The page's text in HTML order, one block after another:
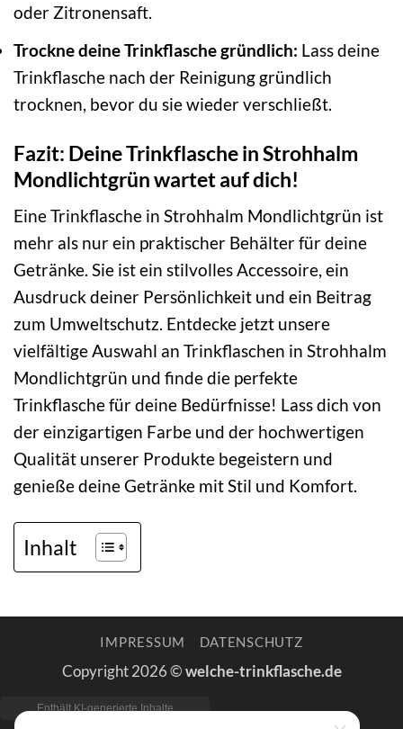
oder Zitronensaft.
Trockne deine Trinkflasche gründlich: Lass deine
Trinkflasche nach der Reinigung gründlich
trocknen, bevor du sie wieder verschließt.
Fazit: Deine Trinkflasche in Strohhalm
Mondlichtgrün wartet auf dich!
Eine Trinkflasche in Strohhalm Mondlichtgrün ist
mehr als nur ein praktischer Behälter für deine
Getränke. Sie ist ein stilvolles Accessoire, ein
Ausdruck deiner Persönlichkeit und ein Beitrag
zum Umweltschutz. Entdecke jetzt unsere
vielfältige Auswahl an Trinkflaschen in Strohhalm
Mondlichtgrün und finde die perfekte
Trinkflasche für deine Bedürfnisse! Lass dich von
der einzigartigen Farbe und der hochwertigen
Qualität unserer Produkte begeistern und
genieße deine Getränke mit Stil und Komfort.
Inhalt
IMPRESSUM DATENSCHUTZ
Copyright 2026 ©welche-trinkflasche.de